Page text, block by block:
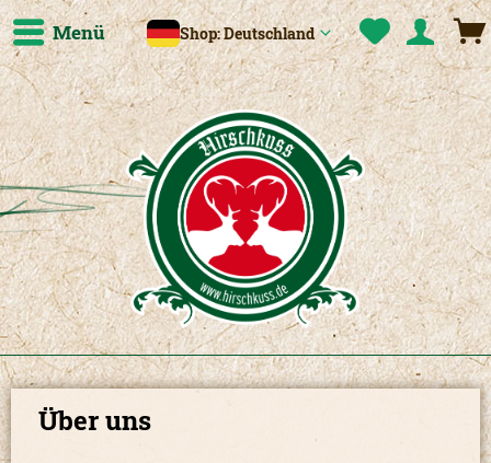
Menü Shop: Deutschland
Über uns